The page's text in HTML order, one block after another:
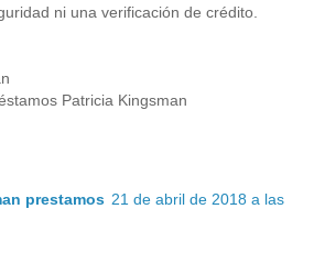
ni una verificación de crédito.
Patricia Kingsman
prestamos 21 de abril de 2018 a las